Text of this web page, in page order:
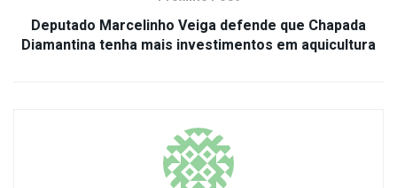
Deputado Marcelinho Veiga defende que Chapada
Diamantina tenha mais investimentos em aquicultura